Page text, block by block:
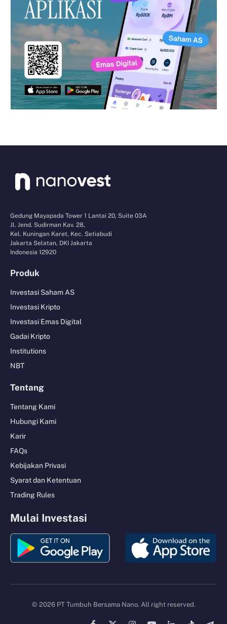
Gedung Mayapada Tower 1 Lantai 20, Suite 03A
Jl. Jend. Sudirman Kav. 28,
Kel. Kuningan Karet, Kec. Setiabudi
Jakarta Selatan, DKI Jakarta
Indonesia 12920
Produk
Investasi Saham AS
Investasi Kripto
Investasi Emas Digital
Gadai Kripto
Institutions
NBT
Tentang
Tentang Kami
Hubungi Kami
Karir
FAQs
Kebijakan Privasi
Syarat dan Ketentuan
Trading Rules
Mulai Investasi
© 2026 PT Tumbuh Bersama Nano. All right reserved.